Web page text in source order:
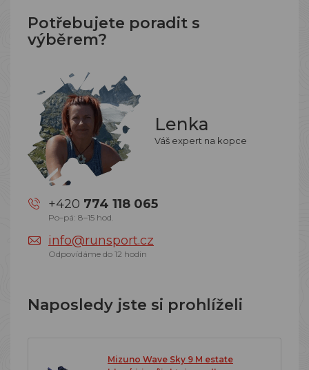
Potřebujete poradit s
výběrem?
Lenka
Váš expert na kopce
+420 774 118 065
Po–pá: 8–15 hod.
info@runsport.cz
Odpovídáme do 12 hodin
Naposledy jste si prohlíželi
Mizuno Wave Sky 9 M estate